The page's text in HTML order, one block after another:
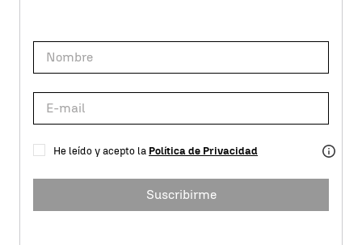
He leído y acepto la Política de Privacidad
Suscribirme